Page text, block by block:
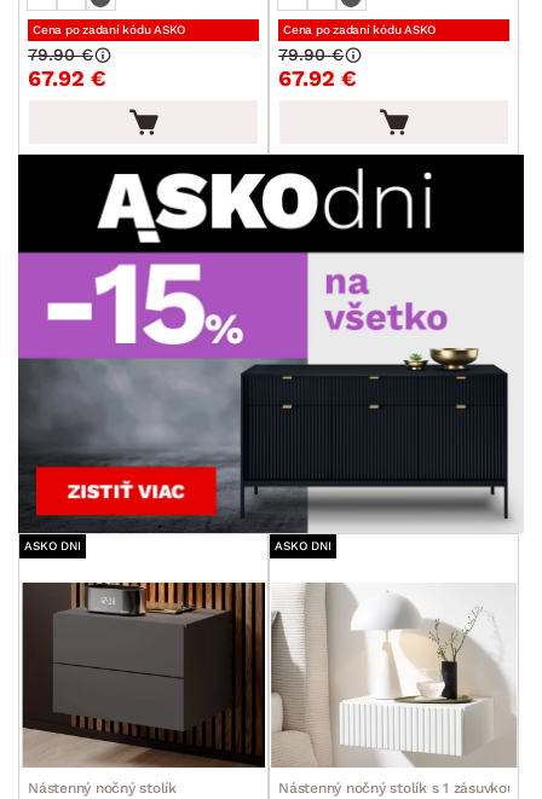
Cena po zadaní kódu ASKO
67.92 €
79.90 €
Cena po zadaní kódu ASKO
67.92 €
79.90 €
ASKO DNI
Nástenný nočný stolík
ASKO DNI
Nástenný nočný stolík s 1 zásuvkou